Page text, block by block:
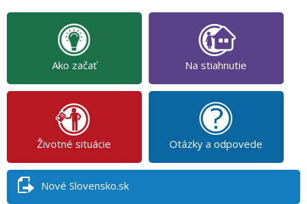
Ako začať Na stiahnutie
Životné situácie Otázky a odpovede
Nové Slovensko.sk